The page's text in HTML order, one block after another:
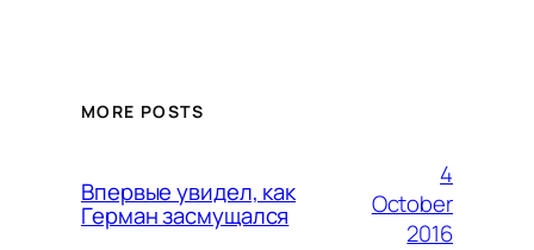
MORE POSTS
Впервые увидел, как
Герман засмущался
4
October
2016